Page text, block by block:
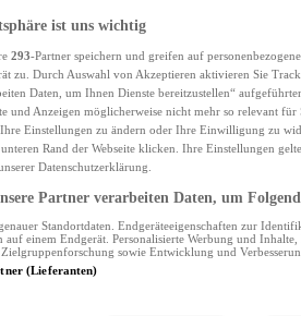
ist uns wichtig
293-Partner speichern und greifen auf
zu. Durch Auswahl von Akzeptieren aktivieren Sie
Daten, um Ihnen Dienste bereitzustellen“
und Anzeigen möglicherweise nicht mehr so relevant für
Einstellungen zu ändern oder Ihre Einwilligung zu
Rand der Webseite klicken. Ihre Einstellungen
Datenschutzerklärung.
Partner verarbeiten Daten, um
Standortdaten. Endgeräteeigenschaften zur
einem Endgerät. Personalisierte Werbung und
sowie Entwicklung und
(Lieferanten)